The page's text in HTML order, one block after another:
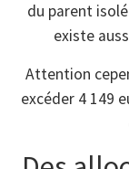
du parent
existe
Attention
excéder 4 149